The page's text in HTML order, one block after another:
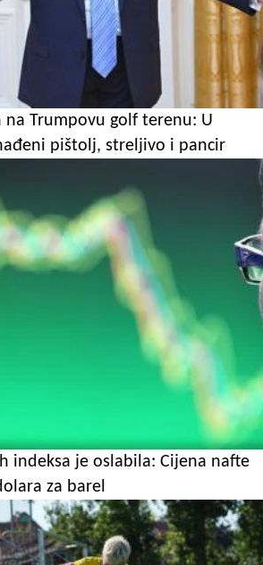
na Trumpovu golf terenu: U
pištolj, streljivo i pancir
indeksa je oslabila: Cijena nafte
za barel